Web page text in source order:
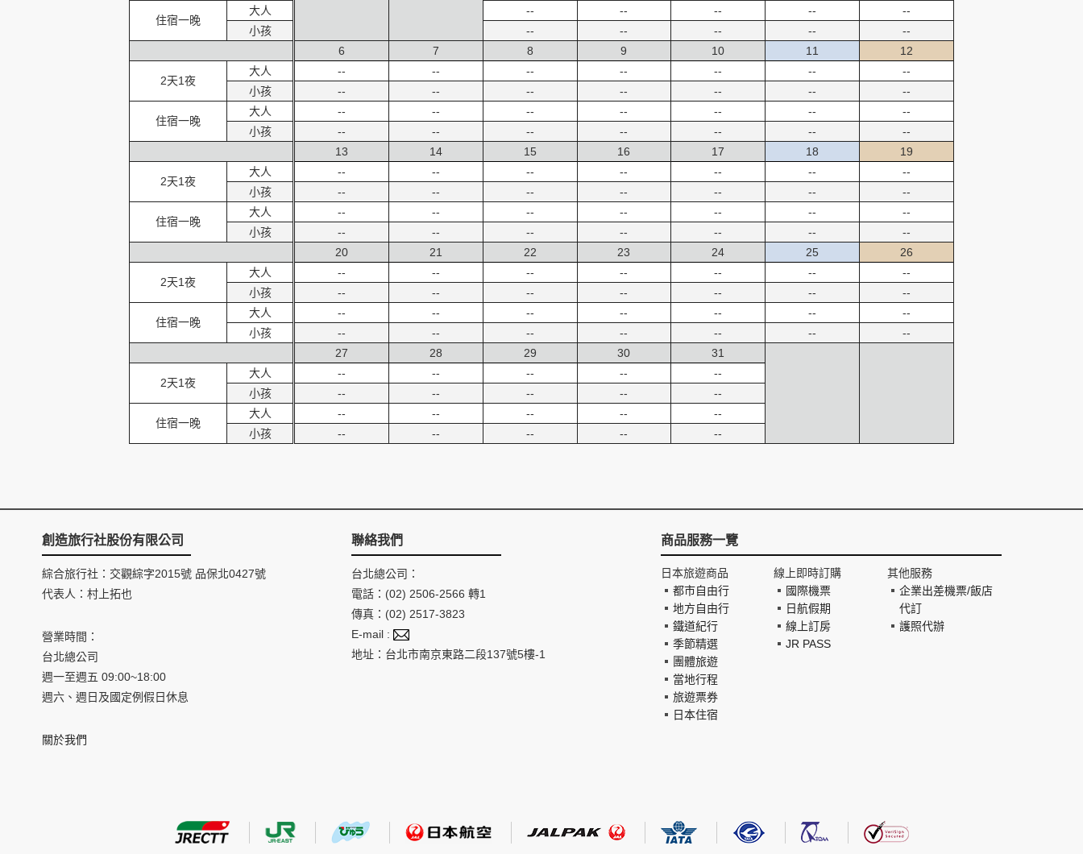
住宿一晚
大人
小孩
2天1夜
大人
小孩
住宿一晚
大人
小孩
2天1夜
大人
小孩
住宿一晚
大人
小孩
2天1夜
大人
小孩
住宿一晚
大人
小孩
2天1夜
大人
小孩
住宿一晚
大人
小孩
--
--
--
--
--
--
--
--
--
--
6
--
--
--
--
7
--
--
--
--
8
--
--
--
--
9
--
--
--
--
10
--
--
--
--
11
--
--
--
--
12
--
--
--
--
13
--
--
--
--
14
--
--
--
--
15
--
--
--
--
16
--
--
--
--
17
--
--
--
--
18
--
--
--
--
19
--
--
--
--
20
--
--
--
--
21
--
--
--
--
22
--
--
--
--
23
--
--
--
--
24
--
--
--
--
25
--
--
--
--
26
--
--
--
--
27
--
--
--
--
28
--
--
--
--
29
--
--
--
--
30
--
--
--
--
31
--
--
--
--
創造旅行社股份有限公司
綜合旅行社：交觀綜字2015號 品保北0427號
代表人：村上拓也
營業時間：
台北總公司
週一至週五 09:00~18:00
週六、週日及國定例假日休息
關於我們
聯絡我們
台北總公司：
電話：(02) 2506-2566 轉1
傳真：(02) 2517-3823
E-mail :
地址：台北市南京東路二段137號5樓-1
商品服務一覽
日本旅遊商品
都市自由行
地方自由行
鐵道紀行
季節精選
團體旅遊
當地行程
旅遊票券
日本住宿
線上即時訂購
國際機票
日航假期
線上訂房
JR PASS
其他服務
企業出差機票/飯店
代訂
護照代辦